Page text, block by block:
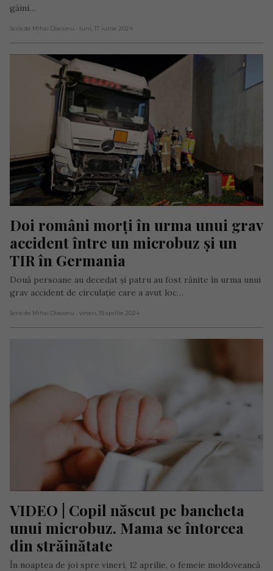
găini…
Scris de Mihai Diaconu - luni, 17 iunie 2024
Doi români morți în urma unui grav
accident între un microbuz și un
TIR în Germania
Două persoane au decedat și patru au fost rănite în urma unui
grav accident de circulație care a avut loc…
Scris de Mihai Diaconu - vineri, 19 aprilie 2024
VIDEO | Copil născut pe bancheta
unui microbuz. Mama se întorcea
din străinătate
În noaptea de joi spre vineri, 12 aprilie, o femeie moldoveancă